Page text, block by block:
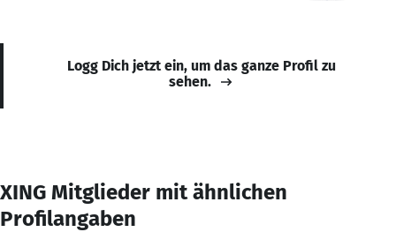
Logg Dich jetzt ein, um das ganze Profil zu
sehen.
XING Mitglieder mit ähnlichen
Profilangaben